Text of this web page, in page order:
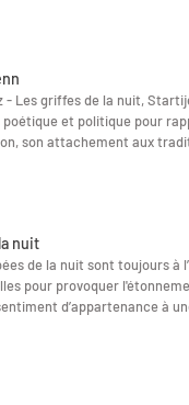
- Les griffes de la nuit,
et politique pour
son attachement aux
nuit
de la nuit sont toujours à
pour provoquer
d’appartenance à